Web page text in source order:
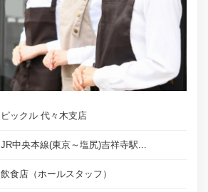
ピックル 代々木支店
JR中央本線(東京～塩尻)吉祥寺駅...
飲食店（ホールスタッフ）